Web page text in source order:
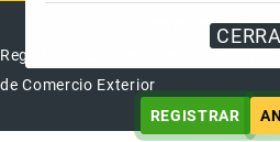
DIRECTORIO
Registre su Empresa en el
de Comercio Exterior
REGISTRAR